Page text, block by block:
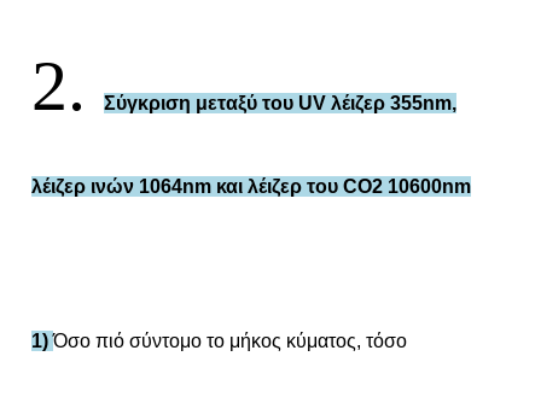
2. Σύγκριση μεταξύ του UV λέιζερ 355nm,
λέιζερ ινών 1064nm και λέιζερ του CO2 10600nm
1)Όσο πιό σύντομο το μήκος κύματος, τόσο